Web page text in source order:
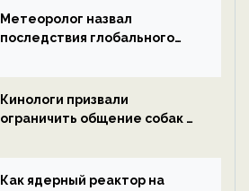
Метеоролог назвал
последствия глобального
ECOportal
Кинологи призвали
ограничить общение собак с
ECOportal
Как ядерный реактор на